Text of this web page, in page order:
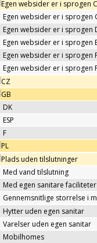
Egen websider er i sprogen
Egen websider er i sprogen
Egen websider er i sprogen
Egen websider er i sprogen
Egen websider er i sprogen
Egen websider er i sprogen
CZ
GB
DK
ESP
F
PL
Plads uden tilslutninger
Med vand tilslutning
Med egen sanitare faciliteter
Gennemsnitlige storrelse i
Hytter uden egen sanitar
Varelser uden egen sanitar
Mobilhomes